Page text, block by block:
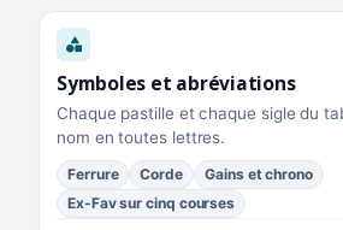
Symboles et abréviations
Chaque pastille et chaque sigle du
nom en toutes lettres.
Ferrure Corde
Gains et chrono
Ex-Fav sur cinq courses